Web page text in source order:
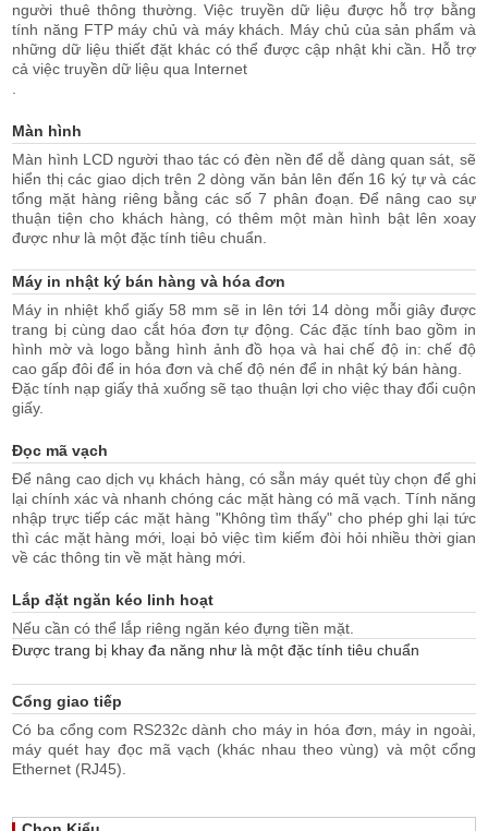
người thuê thông thường. Việc truyền dữ liệu được hỗ trợ bằng
tính năng FTP máy chủ và máy khách. Máy chủ của sản phẩm và
những dữ liệu thiết đặt khác có thể được cập nhật khi cần. Hỗ trợ
cả việc truyền dữ liệu qua Internet
Màn hình
Màn hình LCD người thao tác có đèn nền để dễ dàng quan sát, sẽ
hiển thị các giao dịch trên 2 dòng văn bản lên đến 16 ký tự và các
tổng mặt hàng riêng bằng các số 7 phân đoạn. Để nâng cao sự
thuận tiện cho khách hàng, có thêm một màn hình bật lên xoay
được như là một đặc tính tiêu chuẩn.
Máy in nhật ký bán hàng và hóa đơn
Máy in nhiệt khổ giấy 58 mm sẽ in lên tới 14 dòng mỗi giây được
trang bị cùng dao cắt hóa đơn tự động. Các đặc tính bao gồm in
hình mờ và logo bằng hình ảnh đồ họa và hai chế độ in: chế độ
cao gấp đôi để in hóa đơn và chế độ nén để in nhật ký bán hàng.
Đặc tính nạp giấy thả xuống sẽ tạo thuận lợi cho việc thay đổi cuộn
giấy.
Đọc mã vạch
Để nâng cao dịch vụ khách hàng, có sẵn máy quét tùy chọn để ghi
lại chính xác và nhanh chóng các mặt hàng có mã vạch. Tính năng
nhập trực tiếp các mặt hàng "Không tìm thấy" cho phép ghi lại tức
thì các mặt hàng mới, loại bỏ việc tìm kiếm đòi hỏi nhiều thời gian
về các thông tin về mặt hàng mới.
Lắp đặt ngăn kéo linh hoạt
Nếu cần có thể lắp riêng ngăn kéo đựng tiền mặt.
Được trang bị khay đa năng như là một đặctính tiêu chuẩn
Cổng giao tiếp
Có ba cổng com RS232c dành cho máy in hóa đơn, máy in ngoài,
máy quét hay đọc mã vạch (khác nhau theo vùng) và một cổng
Ethernet (RJ45).